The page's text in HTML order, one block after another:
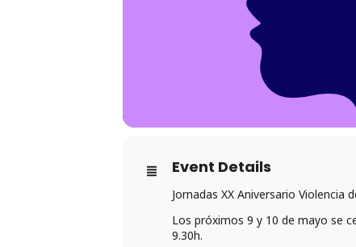
Event Details
Jornadas XX Aniversario Violencia
Los próximos 9 y 10 de mayo se
9.30h.